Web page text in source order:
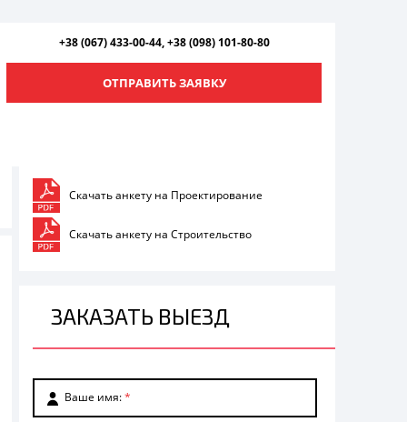
+38 (067) 433-00-44,+38 (098) 101-80-80
ОТПРАВИТЬ ЗАЯВКУ
Скачать анкету на Проектирование
Скачать анкету на Строительство
ЗАКАЗАТЬ ВЫЕЗД
Ваше имя:*